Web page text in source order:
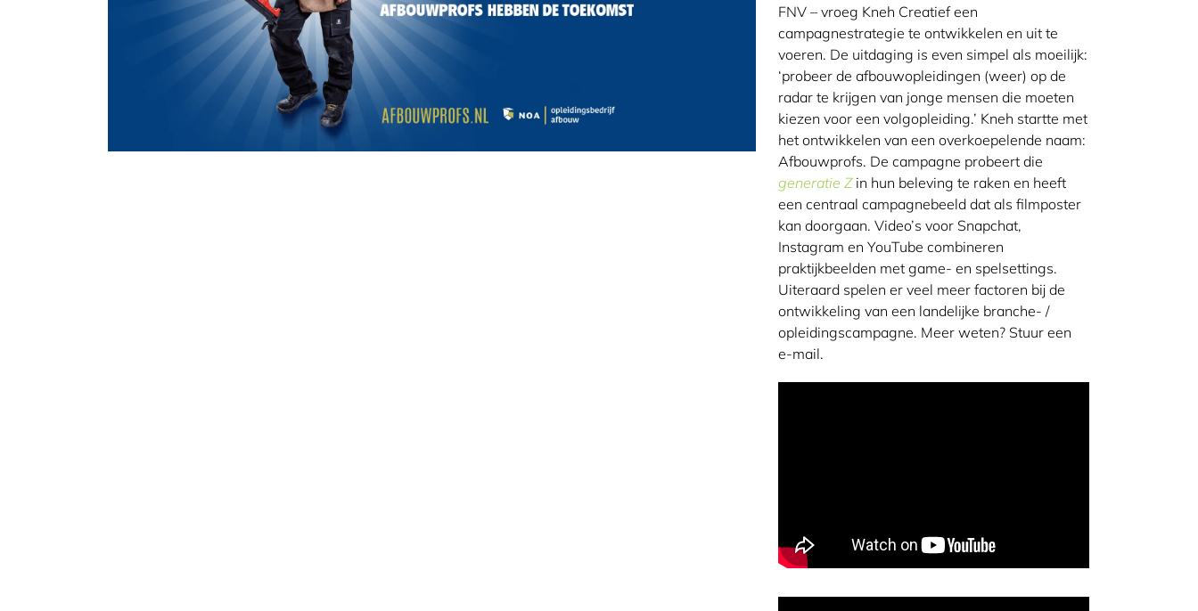
FNV – vroeg Kneh Creatief een
campagnestrategie te ontwikkelen en uit te
voeren. De uitdaging is even simpel als moeilijk:
‘probeer de afbouwopleidingen (weer) op de
radar te krijgen van jonge mensen die moeten
kiezen voor een volgopleiding.’ Kneh startte met
het ontwikkelen van een overkoepelende naam:
Afbouwprofs. De campagne probeert die
generatie Zin hun beleving te raken en heeft
een centraal campagnebeeld dat als filmposter
kan doorgaan. Video’s voor Snapchat,
Instagram en YouTube combineren
praktijkbeelden met game- en spelsettings.
Uiteraard spelen er veel meer factoren bij de
ontwikkeling van een landelijke branche- /
opleidingscampagne. Meer weten? Stuur een
e-mail.